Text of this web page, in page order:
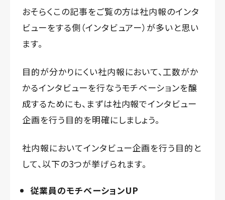
おそらくこの記事をご覧の方は社内報のインタ
ビューをする側（インタビュアー）が多いと思い
ます。
目的が分かりにくい社内報において、工数がか
かるインタビューを行なうモチベーションを醸
成するためにも、まずは社内報でインタビュー
企画を行う目的を明確にしましょう。
社内報においてインタビュー企画を行う目的と
して、以下の3つが挙げられます。
従業員のモチベーションUP